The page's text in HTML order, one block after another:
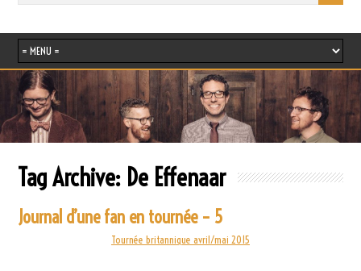
Tag Archive: De Effenaar
Journal d’une fan en tournée – 5
Tournée britannique avril/mai 2015